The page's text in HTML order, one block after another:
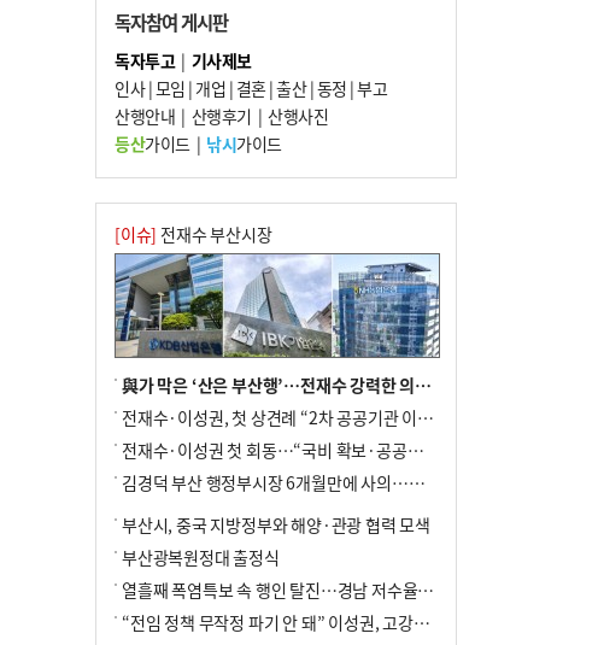
7
오늘의 날씨- 2026년 8월 7일
8
[사설] 해수부 신청사 북항으로 확정, 해양
수도 도약의 전환점
9
외국인 선원 ‘인신매매 경유지’ 된 부산…
우려가 현실로
10 르노 못 타는 부산시장…관용차 규정에 막
힌 지역기업 응원
독자참여 게시판
독자투고| 기사제보
인사|모임 | 개업 | 결혼|출산|동정 |부고
산행안내 | 산행후기 | 산행사진
등산가이드| 낚시가이드
[이슈] 전재수 부산시장
與가 막은 ‘산은 부산행’…전재수 강력한 의지 표명 없인 공염불
전재수·이성권, 첫 상견례 “2차 공공기관 이전 초당 협력”(종합)
전재수·이성권 첫 회동…“국비 확보·공공기관 이전 협력”
김경덕 부산 행정부시장 6개월만에 사의…후임 인선 촉각
부산시, 중국 지방정부와 해양·관광 협력 모색
부산광복원정대 출정식
열흘째 폭염특보 속 행인 탈진…경남 저수율 평년의 절반
“전임 정책 무작정 파기 안 돼” 이성권, 고강도 ‘전재수 견제’ 예고